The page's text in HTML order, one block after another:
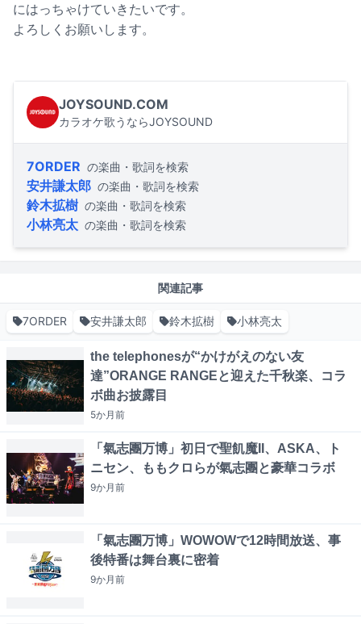
にはっちゃけていきたいです。
よろしくお願いします。
JOYSOUND.COM
カラオケ歌うならJOYSOUND
7ORDER の楽曲・歌詞を検索
安井謙太郎 の楽曲・歌詞を検索
鈴木拡樹 の楽曲・歌詞を検索
小林亮太 の楽曲・歌詞を検索
関連記事
7ORDER 安井謙太郎 鈴木拡樹 小林亮太
the telephonesが“かけがえのない友
達”ORANGE RANGEと迎えた千秋楽、コラ
ボ曲お披露目
5か月前
「氣志團万博」初日で聖飢魔II、ASKA、ト
ニセン、ももクロらが氣志團と豪華コラボ
9か月前
「氣志團万博」WOWOWで12時間放送、事
後特番は舞台裏に密着
9か月前